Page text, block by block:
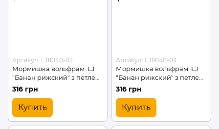
Артикул: LJ11040-02
Мормишка вольфрам. LJ
"Банан рижский" з петлею
(чорна). 4мм. 1.35г/ *5 шт
316 грн
Купить
Артикул: LJ11040-03
Мормишка вольфрам. LJ
"Банан рижский" з петлею
(золото). 4мм. 1.35г/ *5 шт
316 грн
Купить